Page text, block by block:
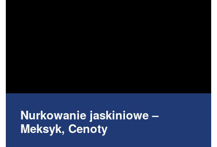
Nurkowanie jaskiniowe –
Meksyk, Cenoty